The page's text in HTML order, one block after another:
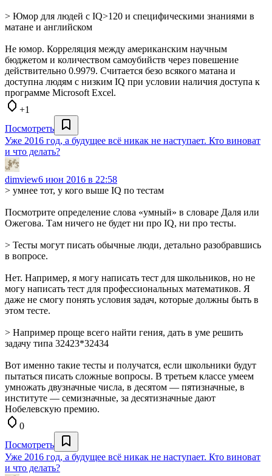
> Юмор для людей с IQ>120 и специфическими знаниями в
матане и английском
Не юмор. Корреляция между американским научным
бюджетом и количеством самоубийств через повешение
действительно 0.9979. Считается безо всякого матана и
доступна людям с низким IQ при условии наличия доступа к
программе Microsoft Excel.
+1
Посмотреть
Уже 2016 год, а будущее всё никак не наступает. Кто виноват
и что делать?
dimview6 июн 2016 в 22:58
> умнее тот, у кого выше IQ по тестам
Посмотрите определение слова «умный» в словаре Даля или
Ожегова. Там ничего не будет ни про IQ, ни про тесты.
> Тесты могут писать обычные люди, детально разобравшись
в вопросе.
Нет. Например, я могу написать тест для школьников, но не
могу написать тест для профессиональных математиков. Я
даже не cмогу понять условия задач, которые должны быть в
этом тесте.
> Например проще всего найти гения, дать в уме решить
задачу типа 32423*32434
Вот именно такие тесты и получатся, если школьники будут
пытаться писать сложные вопросы. В третьем классе умеем
умножать двузначные числа, в десятом — пятизначные, в
институте — семизначные, за десятизначные дают
Нобелевскую премию.
0
Посмотреть
Уже 2016 год, а будущее всё никак не наступает. Кто виноват
и что делать?